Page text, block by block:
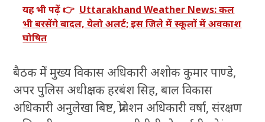
यह भी पढ़ें 👉 Uttarakhand Weather News: कल
भी बरसेंगे बादल, येलो अलर्ट; इस जिले में स्कूलों में अवकाश
घोषित
बैठक मेें मुख्य विकास अधिकारी अशोक कुमार पाण्डे,
अपर पुलिस अधीक्षक हरबंश सिह, बाल विकास
अधिकारी अनुलेखा बिष्ट, प्रोवेशन अधिकारी वर्षा, संरक्षण